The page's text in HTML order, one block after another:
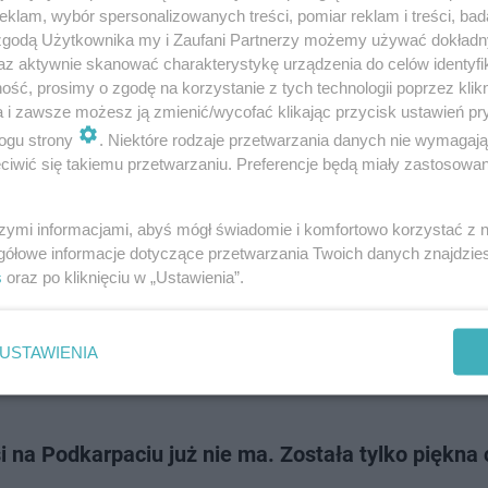
nazwach. Postanowiliśmy zapytać sztuczną inteligencję, która z nich
językow…
TOP 5 najtańszych miejscowości kujawsko-
miejsca na wypoczynek, ale nie chcesz wydawać fortuny?
skrywa wiele urokliwych, a przy tym tanich miejscowości, które oferują
na Podkarpaciu już nie ma. Została tylko piękna
wybór spersonalizowanych treści, pomiar reklam i treści,
Użytkownika my i Zaufani Partnerzy możemy używać
aktywnie skanować charakterystykę urządzenia do celów
prosimy o zgodę na korzystanie z tych technologii poprzez
i zawsze możesz ją zmienić/wycofać klikając przycisk ustawień
strony
. Niektóre rodzaje przetwarzania danych nie
się takiemu przetwarzaniu. Preferencje będą miały
informacjami, abyś mógł świadomie i komfortowo korzystać z
informacje dotyczące przetwarzania Twoich danych
oraz po kliknięciu w „Ustawienia”.
USTAWIENIA